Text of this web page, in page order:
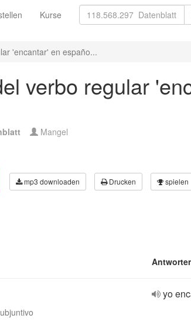
Kurse
'encantar' en españo...
verbo regular
Mangel
mp3 downloaden Drucken spielen
yo